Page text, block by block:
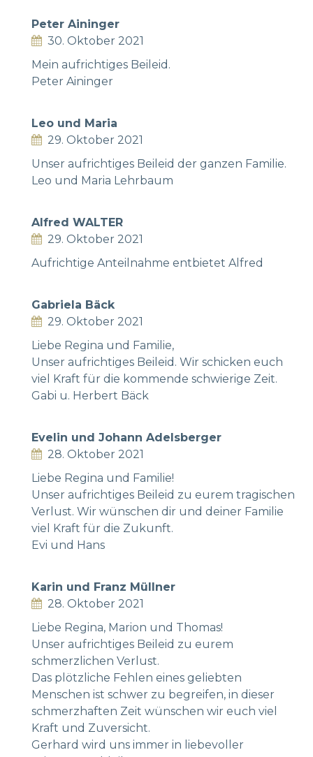
Peter Aininger
30. Oktober 2021
Mein aufrichtiges Beileid.
Peter Aininger
Leo und Maria
29. Oktober 2021
Unser aufrichtiges Beileid der ganzen Familie.
Leo und Maria Lehrbaum
Alfred WALTER
29. Oktober 2021
Aufrichtige Anteilnahme entbietet Alfred
Gabriela Bäck
29. Oktober 2021
Liebe Regina und Familie,
Unser aufrichtiges Beileid. Wir schicken euch
viel Kraft für die kommende schwierige Zeit.
Gabi u. Herbert Bäck
Evelin und Johann Adelsberger
28. Oktober 2021
Liebe Regina und Familie!
Unser aufrichtiges Beileid zu eurem tragischen
Verlust. Wir wünschen dir und deiner Familie
viel Kraft für die Zukunft.
Evi und Hans
Karin und Franz Müllner
28. Oktober 2021
Liebe Regina, Marion und Thomas!
Unser aufrichtiges Beileid zu eurem
schmerzlichen Verlust.
Das plötzliche Fehlen eines geliebten
Menschen ist schwer zu begreifen, in dieser
schmerzhaften Zeit wünschen wir euch viel
Kraft und Zuversicht.
Gerhard wird uns immer in liebevoller